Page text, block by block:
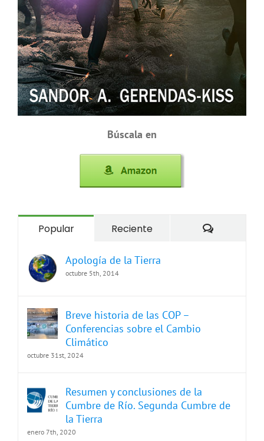
Búscala en
Popular Reciente
Apología de la Tierra
octubre 5th, 2014
Breve historia de las COP –
Conferencias sobre el Cambio
Climático
octubre 31st, 2024
Resumen y conclusiones de la
Cumbre de Río. Segunda Cumbre de
la Tierra
enero 7th, 2020